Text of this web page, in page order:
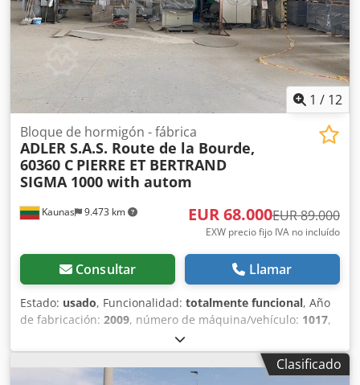
1 / 12
Kaunas 9.473 km
Bloque de hormigón - fábrica
ADLER S.A.S. Route de la Bourde,
60360 C PIERRE ET BERTRAND
SIGMA 1000 with autom
EUR 68.000EUR 89.000
EXW precio fijo IVA no incluído
Consultar Llamar
Estado: usado, Funcionalidad: totalmente funcional, Año
de fabricación: 2009, número de máquina/vehículo: 1017,
Línea de producción usada para bloques de hormigón (y
arcilla expandida). La línea se utilizaba para producir
bloques de hormigón utilizando arcilla expandida. Desde
Clasificado